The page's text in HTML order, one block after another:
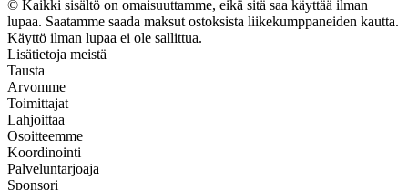
© Kaikki sisältö on omaisuuttamme, eikä sitä saa käyttää ilman
lupaa. Saatamme saada maksut ostoksista liikekumppaneiden kautta.
Käyttö ilman lupaa ei ole sallittua.
Lisätietoja meistä
Tausta
Arvomme
Toimittajat
Lahjoittaa
Osoitteemme
Koordinointi
Palveluntarjoaja
Sponsori